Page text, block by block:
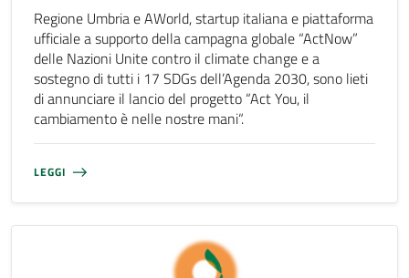
Regione Umbria e AWorld, startup italiana e piattaforma
ufficiale a supporto della campagna globale “ActNow”
delle Nazioni Unite contro il climate change e a
sostegno di tutti i 17 SDGs dell’Agenda 2030, sono lieti
di annunciare il lancio del progetto “Act You, il
cambiamento è nelle nostre mani“.
LEGGI